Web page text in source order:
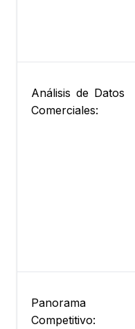
Análisis de Datos
Comerciales:
Panorama
Competitivo: